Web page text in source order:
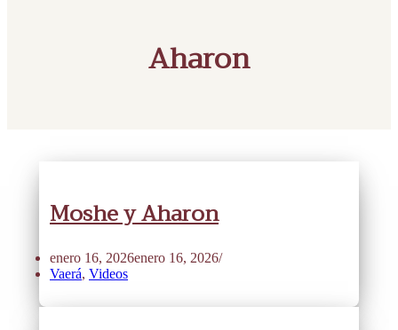
Aharon
Moshe y Aharon
enero 16, 2026enero 16, 2026
Vaerá, Videos